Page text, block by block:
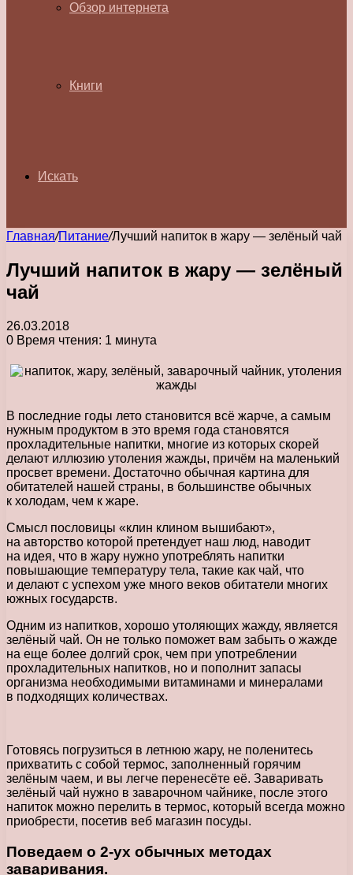
Обзор интернета
Книги
Искать
Главная/Питание/Лучший напиток в жару — зелёный чай
Лучший напиток в жару — зелёный
чай
26.03.2018
0 Время чтения: 1 минута
В последние годы лето становится всё жарче, а самым
нужным продуктом в это время года становятся
прохладительные напитки, многие из которых скорей
делают иллюзию утоления жажды, причём на маленький
просвет времени. Достаточно обычная картина для
обитателей нашей страны, в большинстве обычных
к холодам, чем к жаре.
Смысл пословицы «клин клином вышибают»,
на авторство которой претендует наш люд, наводит
на идея, что в жару нужно употреблять напитки
повышающие температуру тела, такие как чай, что
и делают с успехом уже много веков обитатели многих
южных государств.
Одним из напитков, хорошо утоляющих жажду, является
зелёный чай. Он не только поможет вам забыть о жажде
на еще более долгий срок, чем при употреблении
прохладительных напитков, но и пополнит запасы
организма необходимыми витаминами и минералами
в подходящих количествах.
Готовясь погрузиться в летнюю жару, не поленитесь
прихватить с собой термос, заполненный горячим
зелёным чаем, и вы легче перенесёте её. Заваривать
зелёный чай нужно в заварочном чайнике, после этого
напиток можно перелить в термос, который всегда можно
приобрести, посетив веб магазин посуды.
Поведаем о 2-ух обычных методах
заваривания.